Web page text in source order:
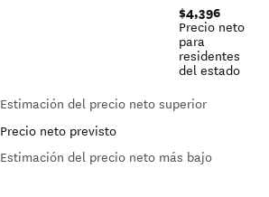
$4,396
Precio neto
para
residentes
del estado
Estimación del precio neto superior
Precio neto previsto
Estimación del precio neto más bajo